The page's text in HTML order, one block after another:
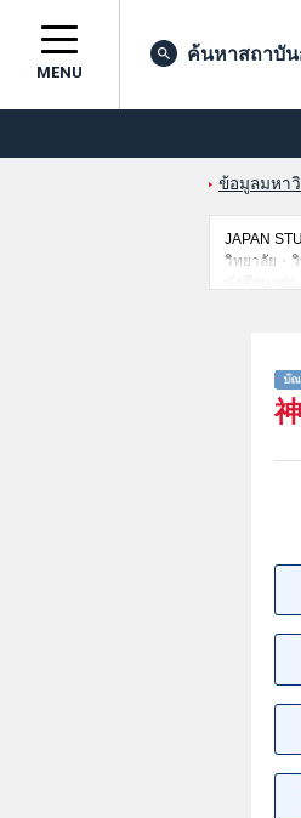
MENU
ค้นหาสถาบั
ข้อมูลมหา
JAPAN
วิทยาลัย・
นักศึกษาต่
สอบคัดเลื